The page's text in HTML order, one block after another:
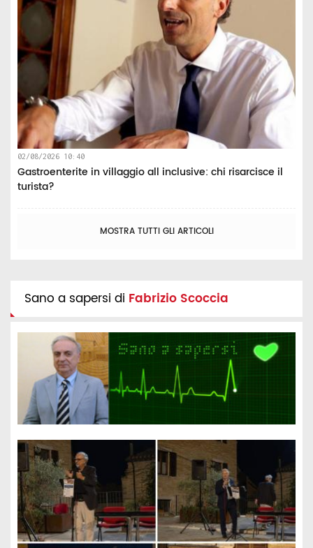
02/08/2026 10:40
Gastroenterite in villaggio all inclusive: chi risarcisce il
turista?
MOSTRA TUTTI GLI ARTICOLI
Sano a sapersi di Fabrizio Scoccia